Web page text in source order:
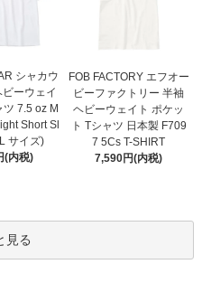
シャカウ
ーウェイ
ツ 7.5 oz M
Short Sl
サイズ)
(内税)
FOB FACTORY エフオー
ビーファクトリー 半袖
ヘビーウェイト ポケッ
ト Tシャツ 日本製 F709
7 5Cs T-SHIRT
7,590円(内税)
見る